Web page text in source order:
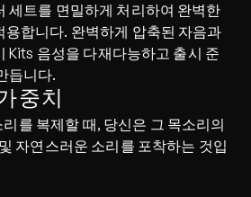
세트를 면밀하게 처리하여 완벽한
용합니다. 완벽하게 압축된 자음과
Kits 음성을 다재다능하고 출시 준
듭니다.
중치
를 복제할 때, 당신은 그 목소리의
자연스러운 소리를 포착하는 것입